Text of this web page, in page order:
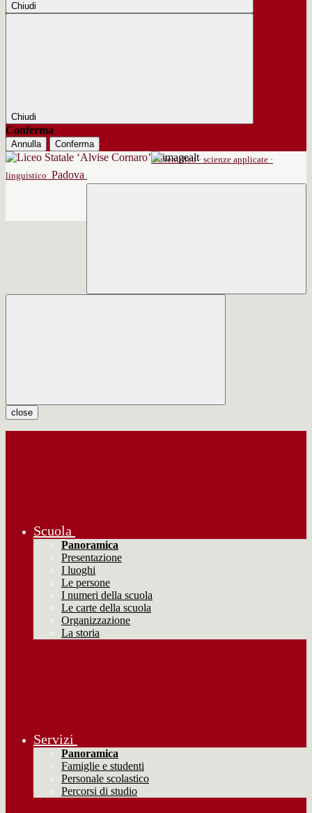
Chiudi
Chiudi
Conferma
Annulla
Conferma
scientifico · scienze applicate ·
linguistico Padova
close
Scuola
Panoramica
Presentazione
I luoghi
Le persone
I numeri della scuola
Le carte della scuola
Organizzazione
La storia
Servizi
Panoramica
Famiglie e studenti
Personale scolastico
Percorsi di studio